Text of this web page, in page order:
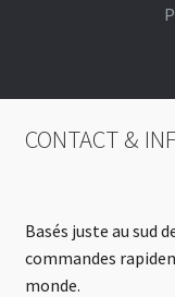
CONTACT &
Basés juste au sud
commandes
monde.